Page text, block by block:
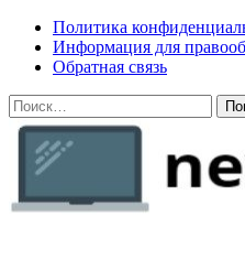
Skip
content
Политика
Информация для
Обратная связь
Найти: